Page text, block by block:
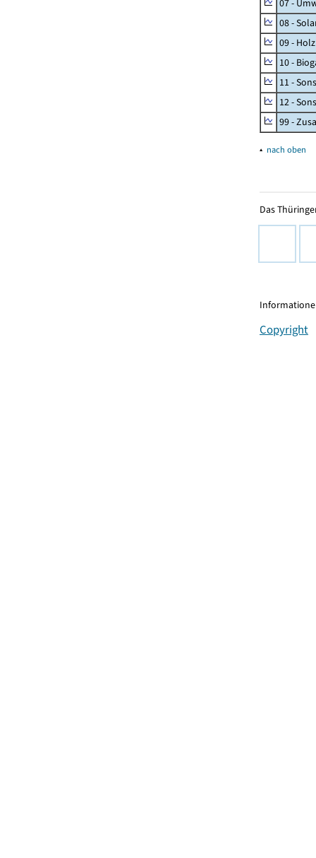
07 -
08 -
09 - Holz
10 -
11 -
12 -
99 -
▴ nach oben
Das
Copyright